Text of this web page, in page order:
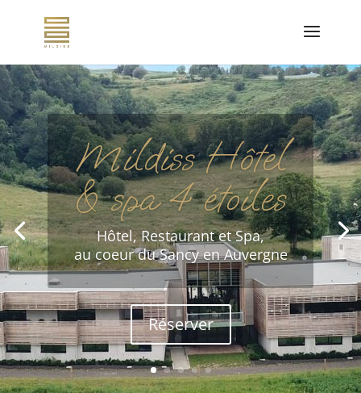
Mildiss Hôtel
& spa 4 étoiles
Hôtel, Restaurant et Spa,
au coeur du Sancy en Auvergne
Réserver